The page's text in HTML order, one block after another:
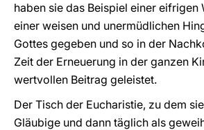
haben sie das Beispiel einer eifrigen
einer weisen und unermüdlichen
Gottes gegeben und so in der
Zeit der Erneuerung in der ganzen
wertvollen Beitrag geleistet.
Der Tisch der Eucharistie, zu dem
Gläubige und dann täglich als